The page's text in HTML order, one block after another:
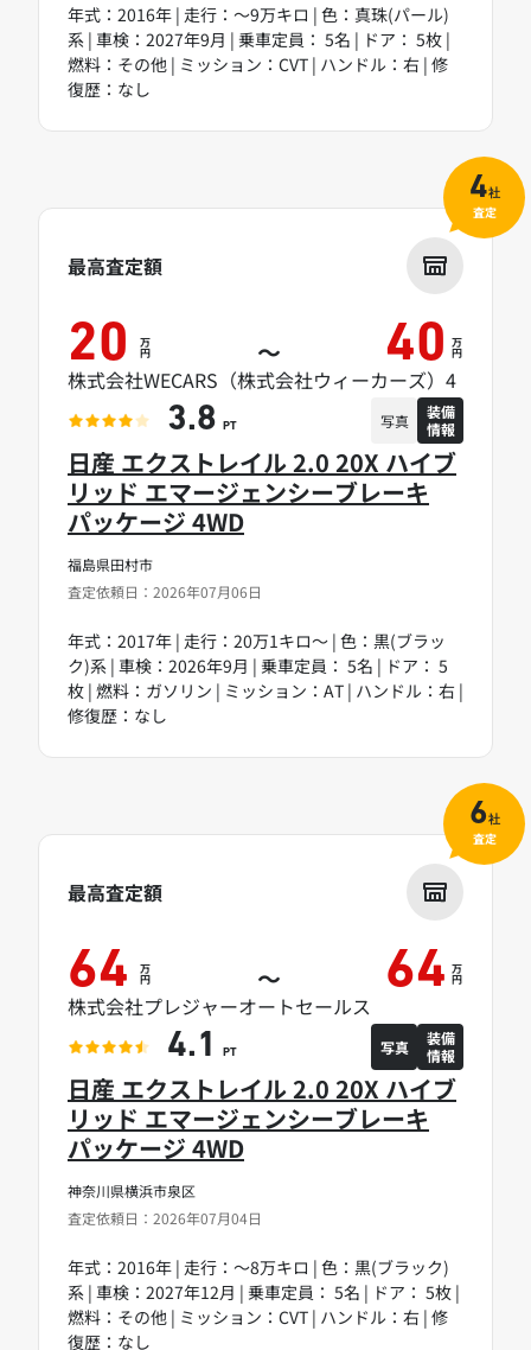
年式：2016年 | 走行：～9万キロ | 色：真珠(パール)
系 | 車検：2027年9月 | 乗車定員： 5名 | ドア： 5枚 |
燃料：その他 | ミッション：CVT | ハンドル：右 | 修
復歴：なし
福島県田村市
査定依頼日：2026年07月06日
日産 エクストレイル 2.0 20X ハイブ
リッド エマージェンシーブレーキ
パッケージ 4WD
年式：2017年 | 走行：20万1キロ～ | 色：黒(ブラッ
ク)系 | 車検：2026年9月 | 乗車定員： 5名 | ドア： 5
枚 | 燃料：ガソリン | ミッション：AT | ハンドル：右 |
修復歴：なし
最高査定額
20 万
円 ～ 40 万
円
株式会社WECARS（株式会社ウィーカーズ）4
3.8 PT 写真
装備
情報
4社
査定
神奈川県横浜市泉区
査定依頼日：2026年07月04日
日産 エクストレイル 2.0 20X ハイブ
リッド エマージェンシーブレーキ
パッケージ 4WD
年式：2016年 | 走行：～8万キロ | 色：黒(ブラック)
系 | 車検：2027年12月 | 乗車定員： 5名 | ドア： 5枚 |
燃料：その他 | ミッション：CVT | ハンドル：右 | 修
復歴：なし
最高査定額
64 万
円 ～ 64 万
円
株式会社プレジャーオートセールス
4.1 PT 写真
装備
情報
6社
査定